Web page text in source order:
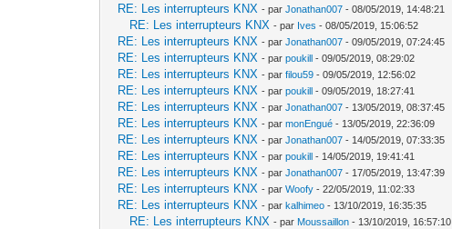
RE: Les interrupteurs KNX - parJonathan007 - 08/05/2019, 14:48:21
RE: Les interrupteurs KNX - par Ives - 08/05/2019, 15:06:52
RE: Les interrupteurs KNX - parJonathan007 - 09/05/2019, 07:24:45
RE: Les interrupteurs KNX - parpoukill - 09/05/2019, 08:29:02
RE: Les interrupteurs KNX - parfilou59 - 09/05/2019, 12:56:02
RE: Les interrupteurs KNX - parpoukill - 09/05/2019, 18:27:41
RE: Les interrupteurs KNX - parJonathan007 - 13/05/2019, 08:37:45
RE: Les interrupteurs KNX - parmonEngué - 13/05/2019, 22:36:09
RE: Les interrupteurs KNX - parJonathan007 - 14/05/2019, 07:33:35
RE: Les interrupteurs KNX - parpoukill - 14/05/2019, 19:41:41
RE: Les interrupteurs KNX - parJonathan007 - 17/05/2019, 13:47:39
RE: Les interrupteurs KNX - parWoofy - 22/05/2019, 11:02:33
RE: Les interrupteurs KNX - parkalhimeo - 13/10/2019, 16:35:35
RE: Les interrupteurs KNX - par Moussaillon - 13/10/2019, 16:57:10